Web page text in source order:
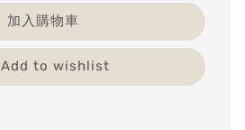
加入購物車
Add to wishlist